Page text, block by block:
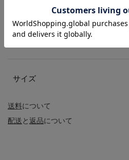
送料について
配送と返品について
商品詳細
サイズ